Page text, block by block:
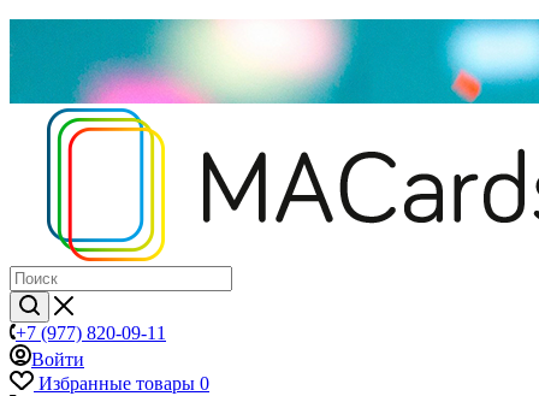
+7 (977) 820-09-11
Войти
Избранные товары 0